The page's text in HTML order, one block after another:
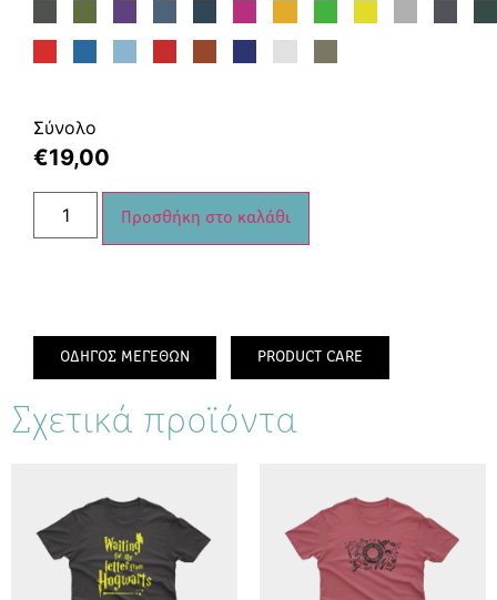
Σύνολο
€19,00
Προσθήκη στο καλάθι
ΟΔΗΓΟΣ ΜΕΓΕΘΩΝ PRODUCT CARE
Σχετικά προϊόντα